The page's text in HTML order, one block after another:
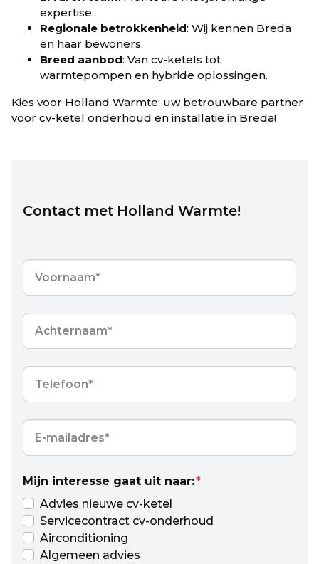
expertise.
Regionale betrokkenheid: Wij kennen Breda
en haar bewoners.
Breed aanbod: Van cv-ketels tot
warmtepompen en hybride oplossingen.
Kies voor Holland Warmte: uw betrouwbare partner
voor cv-ketel onderhoud en installatie in Breda!
Contact met Holland Warmte!
Voornaam
Achternaam
Telefoon
E-
mailadres*
Mijn interesse gaat uit naar:*
Advies nieuwe cv-ketel
Servicecontract cv-onderhoud
Airconditioning
Algemeen advies